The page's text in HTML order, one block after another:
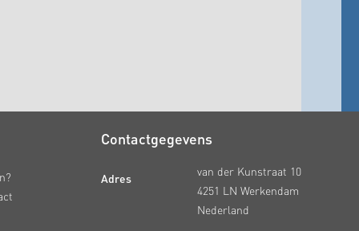
Contactgegevens
Adres
van der Kunstraat 10
4251 LN Werkendam
Nederland